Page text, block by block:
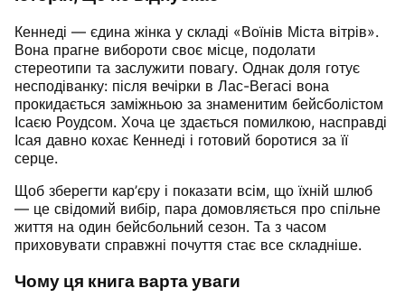
Кеннеді — єдина жінка у складі «Воїнів Міста вітрів».
Вона прагне вибороти своє місце, подолати
стереотипи та заслужити повагу. Однак доля готує
несподіванку: після вечірки в Лас-Вегасі вона
прокидається заміжньою за знаменитим бейсболістом
Ісаєю Роудсом. Хоча це здається помилкою, насправді
Ісая давно кохає Кеннеді і готовий боротися за її
серце.
Щоб зберегти кар’єру і показати всім, що їхній шлюб
— це свідомий вибір, пара домовляється про спільне
життя на один бейсбольний сезон. Та з часом
приховувати справжні почуття стає все складніше.
Чому ця книга варта уваги